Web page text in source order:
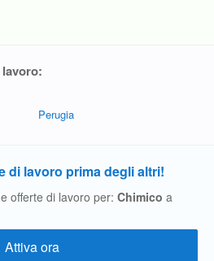
Perugia
di lavoro prima degli altri!
offerte di lavoro per: Chimico a